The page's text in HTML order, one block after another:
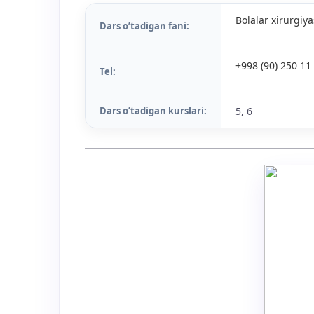
Dars o’tadigan fani: Bolalar
Tel: +998 (90) 250 11
Dars o’tadigan kurslari: 5, 6